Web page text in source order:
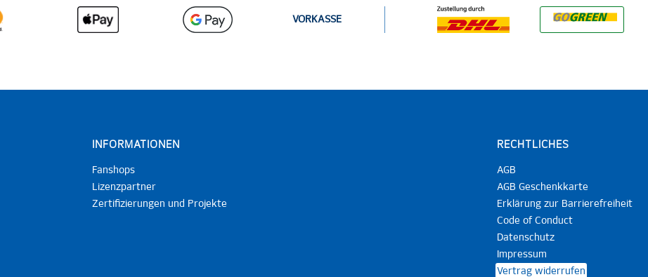
VORKASSE
INFORMATIONEN
Fanshops
Lizenzpartner
Zertifizierungen und Projekte
RECHTLICHES
AGB
AGB Geschenkkarte
Erklärung zur Barrierefreiheit
Code of Conduct
Datenschutz
Impressum
Vertrag widerrufen